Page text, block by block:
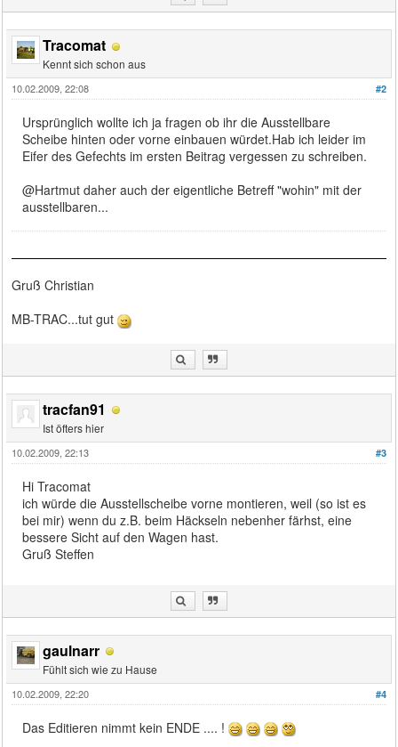
Tracomat
Kennt sich schon aus
#2
10.02.2009, 22:08
Ursprünglich wollte ich ja fragen ob ihr die Ausstellbare
Scheibe hinten oder vorne einbauen würdet.Hab ich leider im
Eifer des Gefechts im ersten Beitrag vergessen zu schreiben.
@Hartmut daher auch der eigentliche Betreff "wohin" mit der
ausstellbaren...
Gruß Christian
MB-TRAC...tut gut
tracfan91
Ist öfters hier
#3
10.02.2009, 22:13
Hi Tracomat
ich würde die Ausstellscheibe vorne montieren, weil (so ist es
bei mir) wenn du z.B. beim Häckseln nebenher färhst, eine
bessere Sicht auf den Wagen hast.
Gruß Steffen
gaulnarr
Fühlt sich wie zu Hause
#4
10.02.2009, 22:20
Das Editieren nimmt kein ENDE .... !